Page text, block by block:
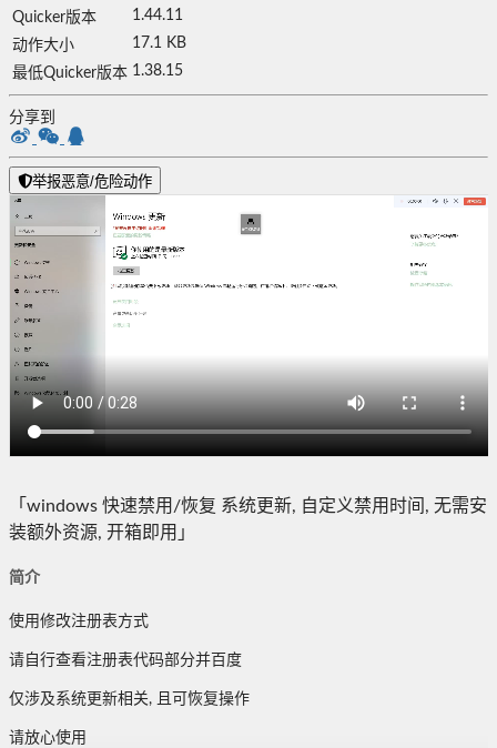
Quicker版本
1.44.11
动作大小
17.1 KB
最低Quicker版本 1.38.15
分享到
举报恶意/危险动作
「windows 快速禁用/恢复 系统更新, 自定义禁用时间, 无需安
装额外资源, 开箱即用」
简介
使用修改注册表方式
请自行查看注册表代码部分并百度
仅涉及系统更新相关, 且可恢复操作
请放心使用